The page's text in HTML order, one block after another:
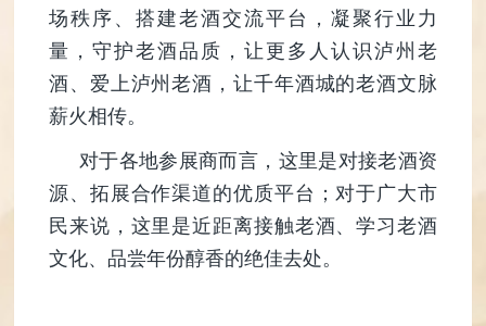
场秩序、搭建老酒交流平台，凝聚行业力
量，守护老酒品质，让更多人认识泸州老
酒、爱上泸州老酒，让千年酒城的老酒文脉
薪火相传。
对于各地参展商而言，这里是对接老酒资
源、拓展合作渠道的优质平台；对于广大市
民来说，这里是近距离接触老酒、学习老酒
文化、品尝年份醇香的绝佳去处。